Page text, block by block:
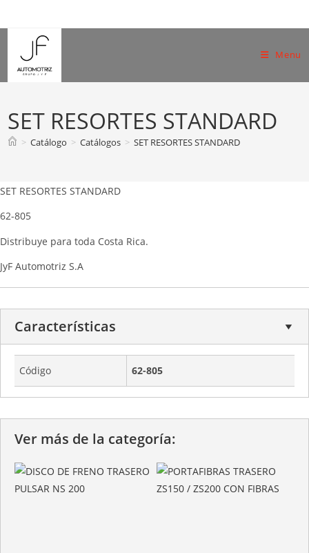
to
content
Menu
SET RESORTES STANDARD
> Catálogo > Catálogos > SET RESORTES STANDARD
SET RESORTES STANDARD
62-805
Distribuye para toda Costa Rica.
JyF Automotriz S.A
Características
Código 62-805
Ver más de la categoría: